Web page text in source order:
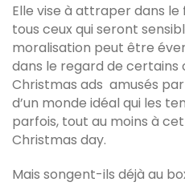
Elle vise à attraper dans
tous ceux qui seront
moralisation peut être
dans le regard de certains
Christmas ads amusés
d’un monde idéal qui les
parfois, tout au moins à
Christmas day.
Mais songent-ils déjà au